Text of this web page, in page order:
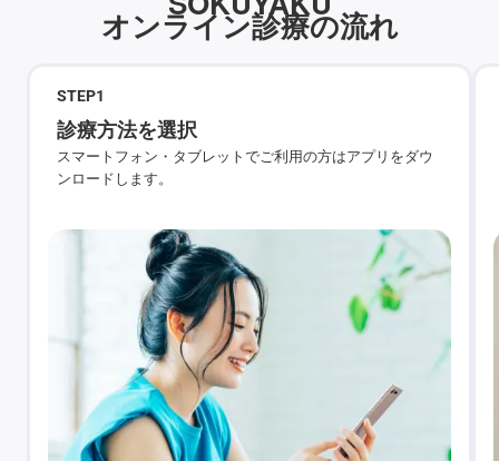
オンライン診療の流れ
STEP1
診療方法を選択
スマートフォン・タブレットでご利用の方はアプリをダウ
ンロードします。